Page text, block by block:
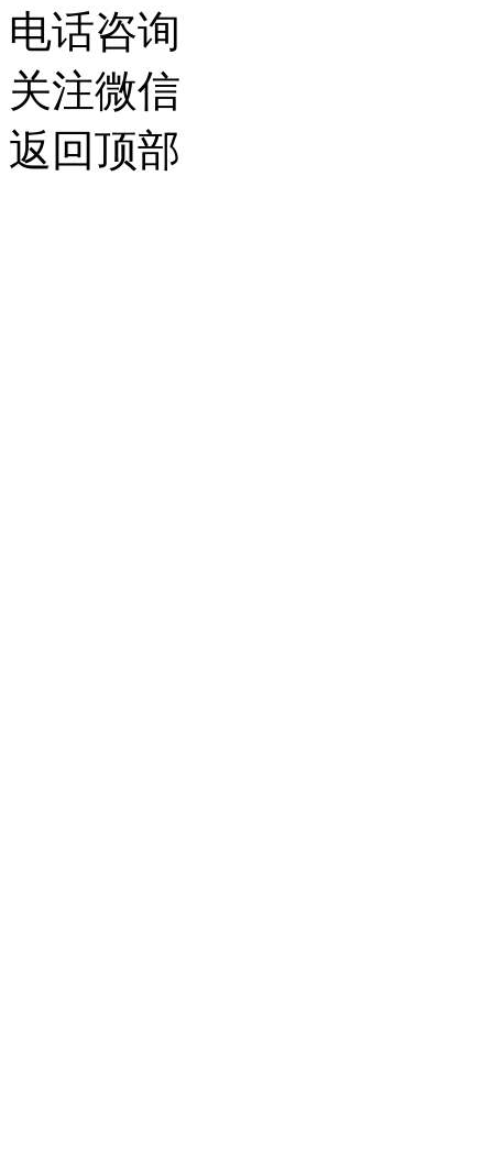
电话咨询
关注微信
返回顶部